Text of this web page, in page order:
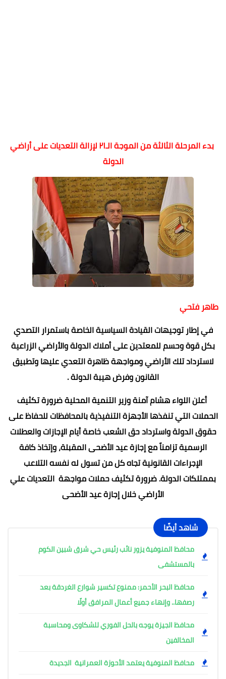
بدء المرحلة الثالثة من الموجة الـ٢١ لإزالة التعديات على أراضي
الدولة
طاهر فتحي
في إطار توجيهات القيادة السياسية الخاصة باستمرار التصدي
بكل قوة وحسم للمعتدين على أملاك الدولة والأراضي الزراعية
لاسترداد تلك الأراضي ومواجهة ظاهرة التعدي عليها وتطبيق
القانون وفرض هيبة الدولة .
أعلن اللواء هشام آمنة وزير التنمية المحلية ضرورة تكثيف
الحملات التي تنفذها الأجهزة التنفيذية بالمحافظات للحفاظ على
حقوق الدولة واسترداد حق الشعب خاصة أيام الإجازات والعطلات
الرسمية تزامناً مع إجازة عيد الأضحى المقبلة، وإتخاذ كافة
الإجراءات القانونية تجاه كل من تسول له نفسه التلاعب
بممتلكات الدولة. ضرورة تكثيف حملات مواجهة التعديات علي
الأراضي خلال إجازة عيد الأضحى
شاهد أيضًا
محافظ المنوفية يزور نائب رئيس حي شرق شبين الكوم
بالمستشفى
محافظ البحر الأحمر: ممنوع تكسير شوارع الغردقة بعد
رصفها.. وإنهاء جميع أعمال المرافق أولًا
محافظ الجيزة يوجه بالحل الفوري للشكاوى ومحاسبة
المخالفين
محافظ المنوفية يعتمد الأحوزة العمرانية الجديدة